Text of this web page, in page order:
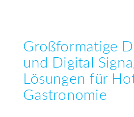
Großformatige
und Digital
Lösungen für
Gastronomie